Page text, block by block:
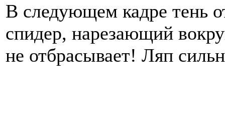
В следующем кадре тень
спидер, нарезающий
не отбрасывает! Ляп